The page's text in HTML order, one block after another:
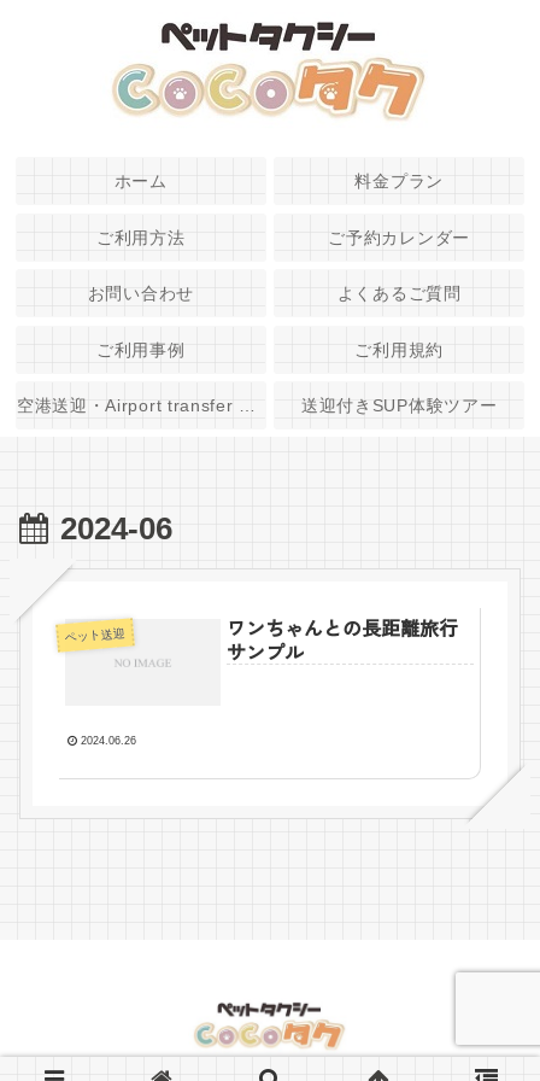
ホーム 料金プラン
ご利用方法 ご予約カレンダー
お問い合わせ よくあるご質問
ご利用事例 ご利用規約
送迎付きSUP体験ツアー
2024-06
ペット送迎
ワンちゃんとの長距離旅行
サンプル
2024.06.26